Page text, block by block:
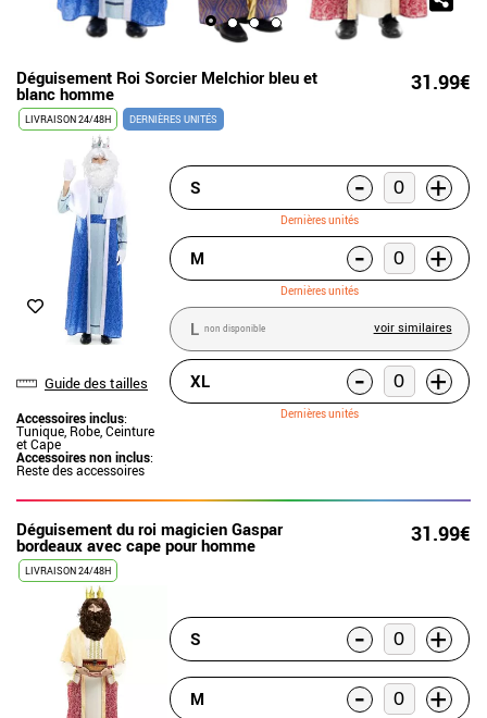
Déguisement Roi Sorcier Melchior bleu et
blanc homme 31.99€
LIVRAISON 24/48H DERNIÈRES UNITÉS
Guide des tailles
Accessoires inclus:
Tunique, Robe, Ceinture
et Cape
Accessoires non inclus:
Reste des accessoires
S - +
Dernières unités
M - +
Dernières unités
L non disponible voir similaires
XL - +
Dernières unités
Déguisement du roi magicien Gaspar
bordeaux avec cape pour homme 31.99€
LIVRAISON 24/48H
S - +
M - +